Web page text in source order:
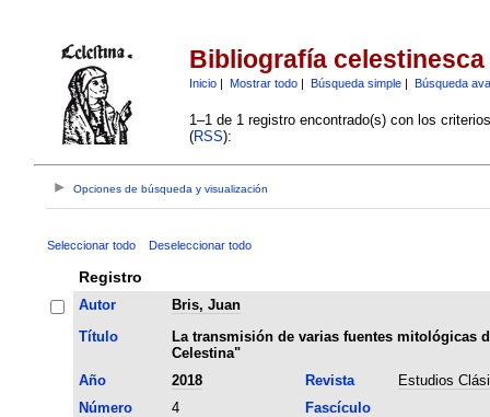
Bibliografía celestinesca
Inicio| Mostrar todo| Búsqueda simple| Búsqueda
1–1 de 1 registro encontrado(s) con los
(RSS):
Opciones de búsqueda y visualización
Seleccionar todo Deseleccionar todo
Registro
Autor
Bris, Juan
Título
La transmisión de varias fuentes mitológicas
Celestina"
Año
2018 Revista
Estudios
Número
4
Fascículo